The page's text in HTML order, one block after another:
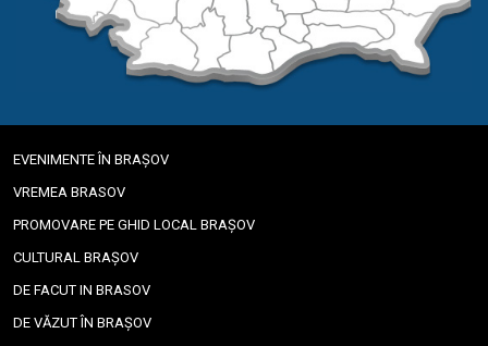
EVENIMENTE ÎN BRAȘOV
VREMEA BRASOV
PROMOVARE PE GHID LOCAL BRAȘOV
CULTURAL BRAȘOV
DE FACUT IN BRASOV
DE VĂZUT ÎN BRAȘOV